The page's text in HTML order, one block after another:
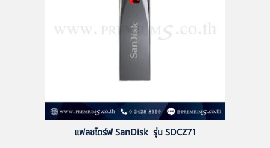
แฟลชไดร์ฟ SanDisk รุ่น SDCZ71